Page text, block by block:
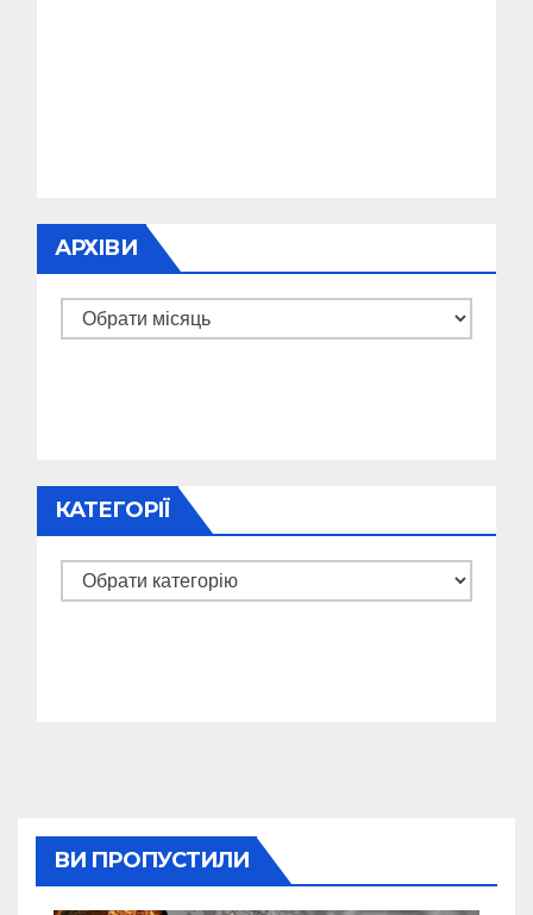
АРХІВИ
Архіви
КАТЕГОРІЇ
Категорії
ВИ ПРОПУСТИЛИ